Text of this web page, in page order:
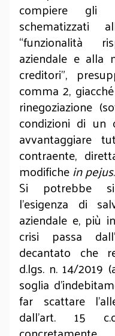
compiere gli
schematizzati
“funzionalità
aziendale e alla
creditori”,
comma 2,
rinegoziazione
condizioni di un
avvantaggiare
contraente,
modifichein pejus.
Si potrebbe
l’esigenza di
aziendale e, più
crisi passa
decantato che
d.lgs. n. 14/2019
soglia
far scattare
dall’art. 15